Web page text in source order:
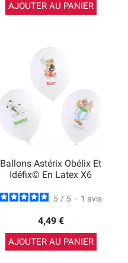
AJOUTER AU PANIER
Ballons Astérix Obélix Et
Idéfix© En Latex X6
5 / 5 - 1 avis
4,49 €
AJOUTER AU PANIER